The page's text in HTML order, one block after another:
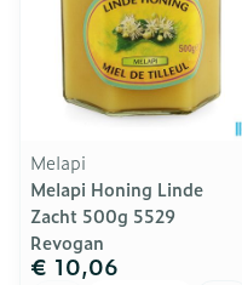
Melapi
Melapi Honing Linde
Zacht 500g 5529
Revogan
€ 10,06